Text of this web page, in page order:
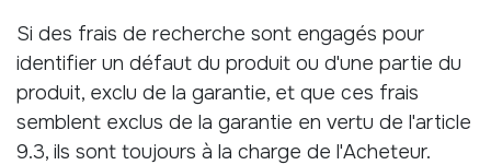
Si des frais de recherche sont engagés pour
identifier un défaut du produit ou d'une partie du
produit, exclu de la garantie, et que ces frais
semblent exclus de la garantie en vertu de l'article
9.3, ils sont toujours à la charge de l'Acheteur.